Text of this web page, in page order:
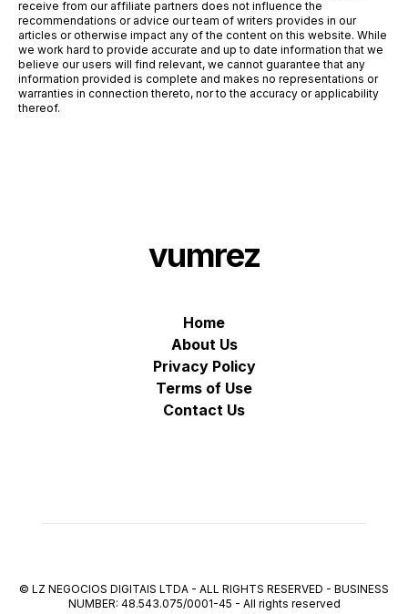
receive from our affiliate partners does not influence the
recommendations or advice our team of writers provides in our
articles or otherwise impact any of the content on this website. While
we work hard to provide accurate and up to date information that we
believe our users will find relevant, we cannot guarantee that any
information provided is complete and makes no representations or
warranties in connection thereto, nor to the accuracy or applicability
thereof.
vumrez
Home
About Us
Privacy Policy
Terms of Use
Contact Us
© LZ NEGOCIOS DIGITAIS LTDA - ALL RIGHTS RESERVED - BUSINESS
NUMBER: 48.543.075/0001-45 - All rights reserved